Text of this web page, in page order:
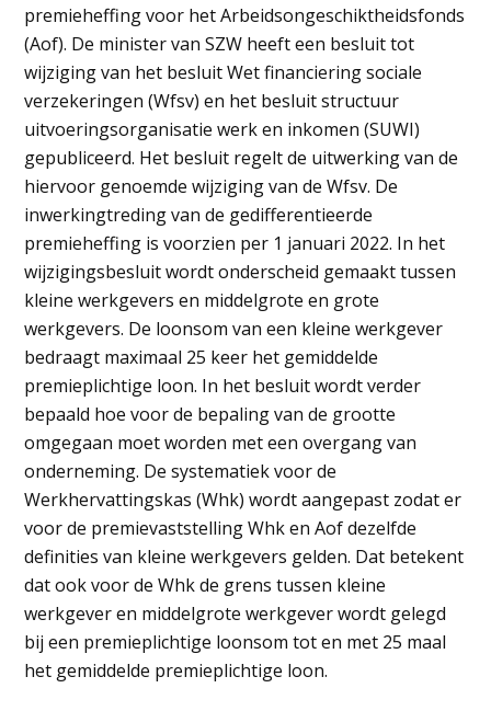
premieheffing voor het Arbeidsongeschiktheidsfonds
(Aof). De minister van SZW heeft een besluit tot
wijziging van het besluit Wet financiering sociale
verzekeringen (Wfsv) en het besluit structuur
uitvoeringsorganisatie werk en inkomen (SUWI)
gepubliceerd. Het besluit regelt de uitwerking van de
hiervoor genoemde wijziging van de Wfsv. De
inwerkingtreding van de gedifferentieerde
premieheffing is voorzien per 1 januari 2022. In het
wijzigingsbesluit wordt onderscheid gemaakt tussen
kleine werkgevers en middelgrote en grote
werkgevers. De loonsom van een kleine werkgever
bedraagt maximaal 25 keer het gemiddelde
premieplichtige loon. In het besluit wordt verder
bepaald hoe voor de bepaling van de grootte
omgegaan moet worden met een overgang van
onderneming. De systematiek voor de
Werkhervattingskas (Whk) wordt aangepast zodat er
voor de premievaststelling Whk en Aof dezelfde
definities van kleine werkgevers gelden. Dat betekent
dat ook voor de Whk de grens tussen kleine
werkgever en middelgrote werkgever wordt gelegd
bij een premieplichtige loonsom tot en met 25 maal
het gemiddelde premieplichtige loon.